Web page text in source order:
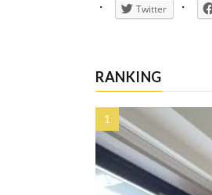
Twitter
RANKING